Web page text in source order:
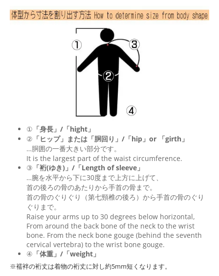
① 「身長」/「hight」
② 「ヒップ」または「胴回り」/「hip 」or 「girth 」
…胴囲の一番大きい部分です。
It is the largest part of the waist circumference.
③ 「裄(ゆき)」/「Length of sleeve」
…腕を水平から下に30度まで上方に上げて、
首の後ろの骨のあたりから手首の骨まで。
首の骨のぐりぐり（第七頸椎の後ろ）から手首の骨のぐり
ぐりまで。
Raise your arms up to 30 degrees below horizontal,
From around the back bone of the neck to the wrist
bone. From the neck bone gouge (behind the seventh
cervical vertebra) to the wrist bone gouge.
④ 「体重」/「weight」
※襦袢の裄丈は着物の裄丈に対し約5mm短くなります。